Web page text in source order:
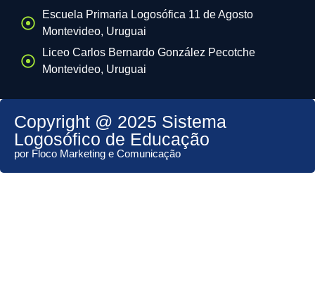
Escuela Primaria Logosófica 11 de Agosto
Montevideo, Uruguai
Liceo Carlos Bernardo González Pecotche
Montevideo, Uruguai
Copyright @ 2025 Sistema
Logosófico de Educação
por Floco Marketing e Comunicação